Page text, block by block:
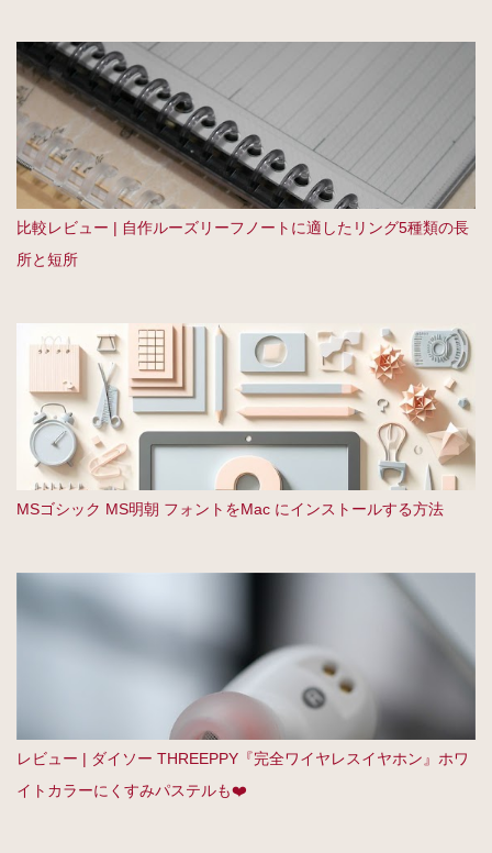
比較レビュー | 自作ルーズリーフノートに適したリング5種類の長
所と短所
MSゴシック MS明朝 フォントをMac にインストールする方法
レビュー | ダイソー THREEPPY『完全ワイヤレスイヤホン』ホワ
イトカラーにくすみパステルも❤️